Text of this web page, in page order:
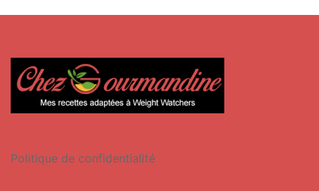
Politique de confidentialité